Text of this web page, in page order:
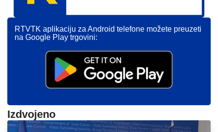
RTVTK aplikaciju za Android telefone možete preuzeti
na Google Play trgovini:
Izdvojeno